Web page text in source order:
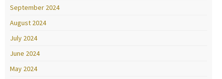
September 2024
August 2024
July 2024
June 2024
May 2024